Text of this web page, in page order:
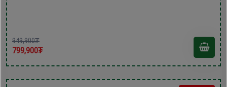
949,900₮
799,900₮